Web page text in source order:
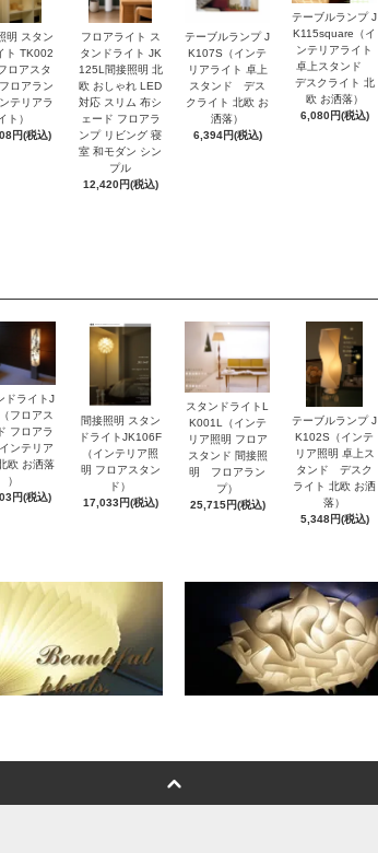
明 スタン
ト TK002
ロアスタ
ロアラン
テリアラ
ト）
円(税込)
フロアライト ス
タンドライト JK
125L間接照明 北
欧 おしゃれ LED
対応 スリム 布シ
ェード フロアラ
ンプ リビング 寝
室 和モダン シン
プル
12,420円(税込)
テーブルランプ J
K107S（インテ
リアライト 卓上
スタンド デス
クライト 北欧 お
洒落）
6,394円(税込)
テーブルランプ J
K115square（イ
ンテリアライト
卓上スタンド
デスクライト 北
欧 お洒落）
6,080円(税込)
ドライトJ
フロアス
フロアラ
ンテリア
欧 お洒落
）
円(税込)
間接照明 スタン
ドライトJK106F
（インテリア照
明 フロアスタン
ド）
17,033円(税込)
スタンドライトL
K001L（インテ
リア照明 フロア
スタンド 間接照
明 フロアラン
プ）
25,715円(税込)
テーブルランプ J
K102S（インテ
リア照明 卓上ス
タンド デスク
ライト 北欧 お洒
落）
5,348円(税込)